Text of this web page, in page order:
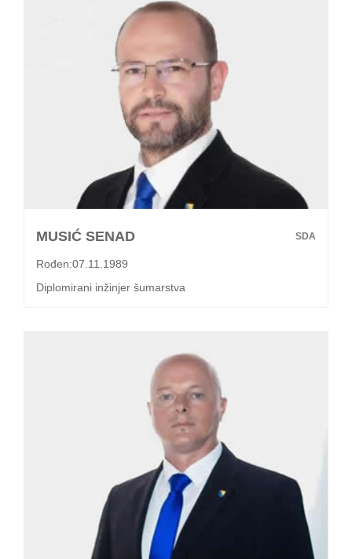
MUSIĆ SENAD SDA
Rođen:07.11.1989
Diplomirani inžinjer šumarstva